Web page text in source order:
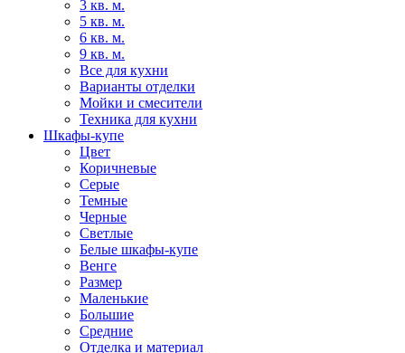
3 кв. м.
5 кв. м.
6 кв. м.
9 кв. м.
Все для кухни
Варианты отделки
Мойки и смесители
Техника для кухни
Шкафы-купе
Цвет
Коричневые
Серые
Темные
Черные
Светлые
Белые шкафы-купе
Венге
Размер
Маленькие
Большие
Средние
Отделка и материал